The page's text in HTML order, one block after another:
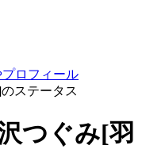
ロフィール
ステータス
つぐみ[羽